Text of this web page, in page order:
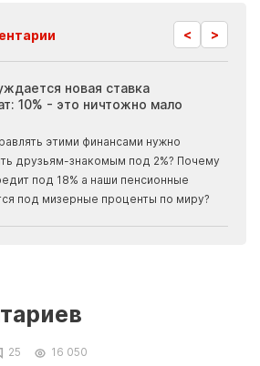
< >
новая ставка
10% - это ничтожно мало
этими финансами нужно
друзьям-знакомым под 2%? Почему
под 18% а наши пенсионные
под мизерные проценты по миру?
25 16 050